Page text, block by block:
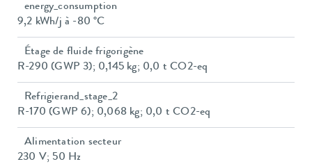
energy_consumption
9,2 kWh/j à -80 °C
Étage de fluide frigorigène
R-290 (GWP 3); 0,145 kg; 0,0 t CO2-eq
Refrigierand_stage_2
R-170 (GWP 6); 0,068 kg; 0,0 t CO2-eq
Alimentation secteur
230 V; 50 Hz